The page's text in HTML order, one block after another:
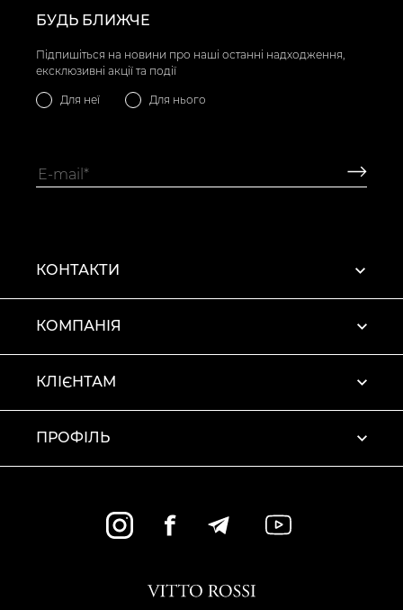
БУДЬ БЛИЖЧЕ
Підпишіться на новини про наші останні надходження,
ексклюзивні акції та події
Для неї Для нього
КОНТАКТИ
КОМПАНІЯ
КЛІЄНТАМ
ПРОФІЛЬ